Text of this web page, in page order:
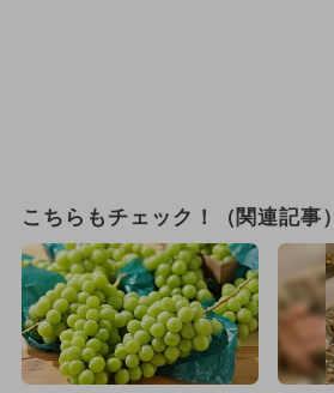
こちらもチェック！（関連記事）